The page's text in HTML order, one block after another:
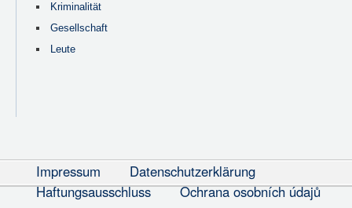
Kriminalität
Gesellschaft
Leute
Impressum
Datenschutzerklärung
Haftungsausschluss
Ochrana osobních údajů